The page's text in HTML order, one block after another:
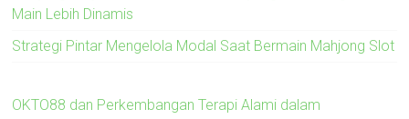
Main Lebih Dinamis
Strategi Pintar Mengelola Modal Saat Bermain Mahjong Slot
OKTO88 dan Perkembangan Terapi Alami dalam